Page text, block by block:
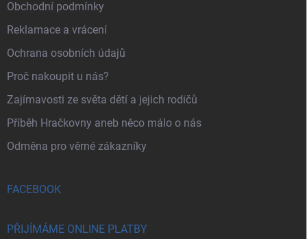
Obchodní podmínky
Reklamace a vrácení
Ochrana osobních údajů
Proč nakoupit u nás?
Zajímavosti ze světa dětí a jejich rodičů
Příběh Hračkovny aneb něco málo o nás
Odměna pro věrné zákazníky
FACEBOOK
PŘIJÍMÁME ONLINE PLATBY